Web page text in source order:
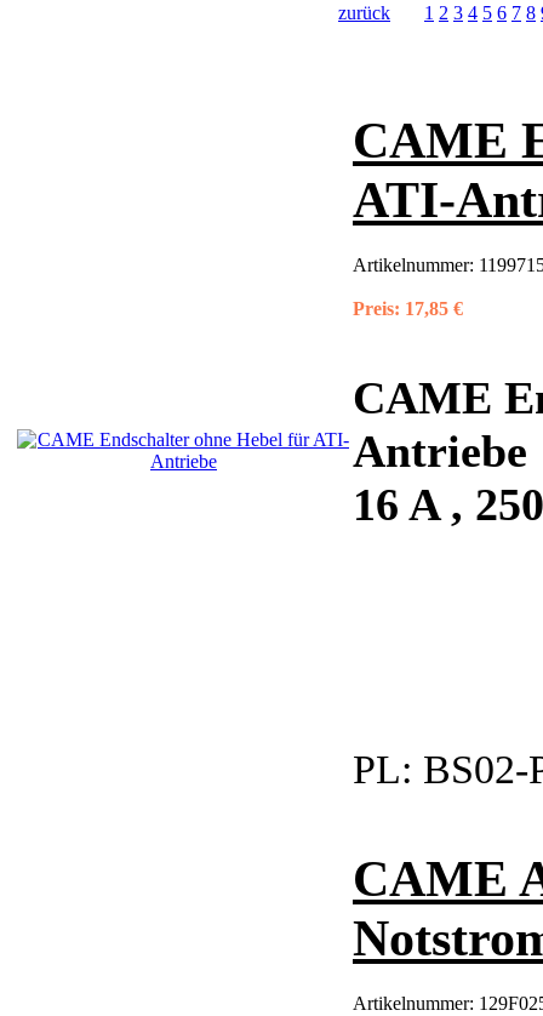
zurück 1 2 3 4 5 6 7 8
CAME
ATI-
Artikelnummer:
Preis: 17,85 €
CAME
Antriebe
16 A ,
PL: BS02-
CAME
Artikelnummer: